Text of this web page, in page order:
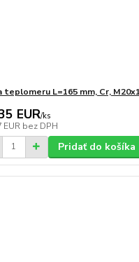
teplomeru L=165 mm, Cr,
EUR/ks
EUR bez DPH
Pridať do košíka